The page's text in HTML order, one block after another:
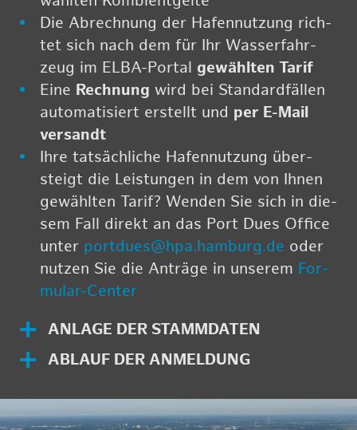
Die Ab­rech­nung der Ha­fen­nut­zung rich­
tet sich nach dem für Ihr Was­ser­fahr­
zeug im ELBA-Por­tal ge­wähl­ten Tarif
Eine Rech­nung wird bei Stan­dard­fäl­len
au­to­ma­ti­siert er­stellt und per E-Mail
ver­sandt
Ihre tat­säch­li­che Ha­fen­nut­zung über­
steigt die Leis­tun­gen in dem von Ihnen
ge­wähl­ten Tarif? Wen­den Sie sich in die­
sem Fall di­rekt an das Port Dues Of­fice
unter port­du­es@​hpa.​hamburg.​de oder
nut­zen Sie die An­trä­ge in un­se­rem For­
mu­lar-Cen­ter
AN­LA­GE DER STAMM­DA­TEN
AB­LAUF DER AN­MEL­DUNG